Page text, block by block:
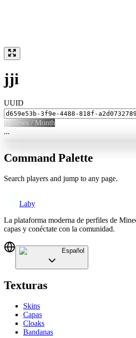
jji
UUID
0 Views / Month
...
Command Palette
Search players and jump to any page.
Laby
La plataforma moderna de perfiles de
capas y conéctate con la comunidad.
Español
Texturas
Skins
Capas
Cloaks
Bandanas